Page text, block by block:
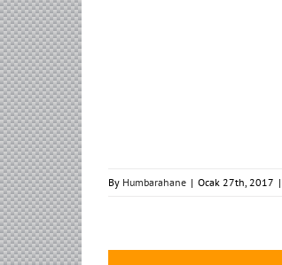
By Humbarahane | Ocak 27th, 2017 |